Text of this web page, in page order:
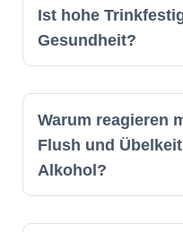
Ist hohe
Gesundheit?
Warum reagieren
Flush und
Alkohol?